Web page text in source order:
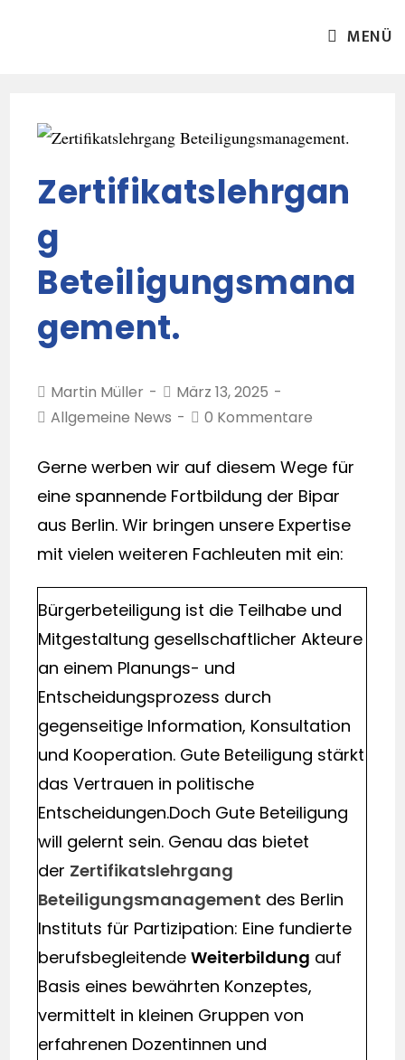
MENÜ
Zertifikatslehrgan
g
Beteiligungsmana
gement.
Martin Müller
März 13, 2025
Allgemeine News
0 Kommentare
Gerne werben wir auf diesem Wege für
eine spannende Fortbildung der Bipar
aus Berlin. Wir bringen unsere Expertise
mit vielen weiteren Fachleuten mit ein:
Bürgerbeteiligung ist die Teilhabe und
Mitgestaltung gesellschaftlicher Akteure
an einem Planungs- und
Entscheidungsprozess durch
gegenseitige Information, Konsultation
und Kooperation. Gute Beteiligung stärkt
das Vertrauen in politische
Entscheidungen.Doch Gute Beteiligung
will gelernt sein. Genau das bietet
der Zertifikatslehrgang
Beteiligungsmanagement des Berlin
Instituts für Partizipation: Eine fundierte
berufsbegleitendeWeiterbildung auf
Basis eines bewährten Konzeptes,
vermittelt in kleinen Gruppen von
erfahrenen Dozentinnen und